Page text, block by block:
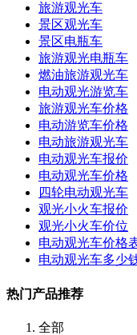
旅游观光车
景区观光车
景区电瓶车
旅游观光电瓶车
燃油旅游观光车
电动观光游览车
旅游观光车价格
电动游览车价格
电动旅游观光车
电动观光车报价
电动观光车价格
四轮电动观光车
观光小火车报价
观光小火车价位
电动观光车价格
电动观光车多少
热门产品推荐
全部